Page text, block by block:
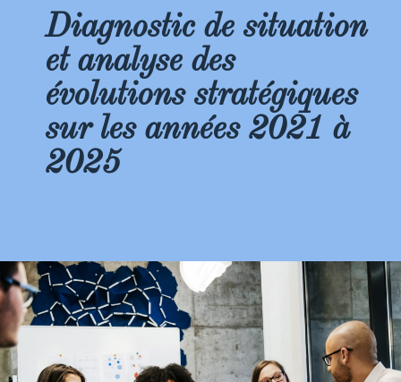
Diagnostic de situation
et analyse des
évolutions stratégiques
sur les années 2021 à
2025